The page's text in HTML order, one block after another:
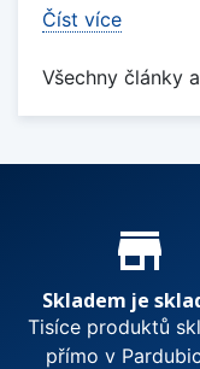
Číst více
Všechny články
Proč store_mall_directory
Skladem je
Tisíce produktů
přímo v